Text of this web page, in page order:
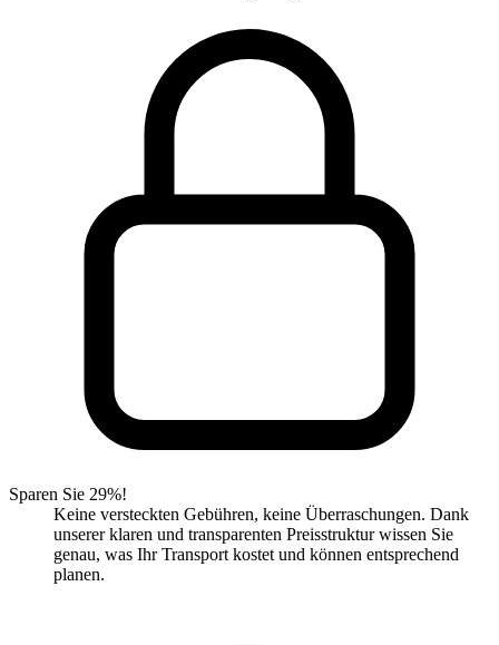
Sparen Sie 29%!
Keine versteckten Gebühren, keine Überraschungen. Dank
unserer klaren und transparenten Preisstruktur wissen Sie
genau, was Ihr Transport kostet und können entsprechend
planen.